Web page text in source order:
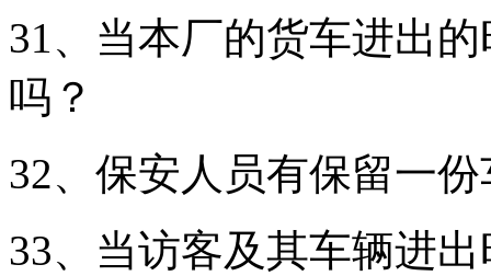
31、当本厂的货车进出
吗？
32、保安人员有保留一
33、当访客及其车辆进